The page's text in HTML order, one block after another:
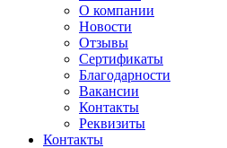
О компании
Новости
Отзывы
Сертификаты
Благодарности
Вакансии
Контакты
Реквизиты
Контакты